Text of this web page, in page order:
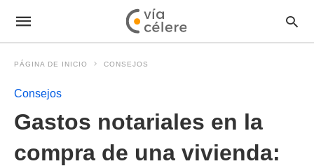
PÁGINA DE INICIO CONSEJOS
Consejos
Gastos notariales en la
compra de una vivienda: